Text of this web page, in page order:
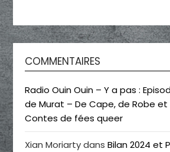
COMMENTAIRES
Radio Ouin Ouin – Y a pas :
de Murat – De Cape, de Robe et
Contes de fées queer
Xian MoriartydansBilan 2024 et